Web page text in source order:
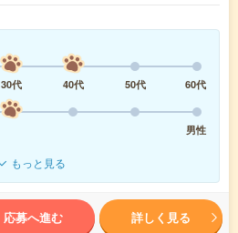
30代 40代 50代
60代
男性
もっと見る
応募へ進む 詳しく見る